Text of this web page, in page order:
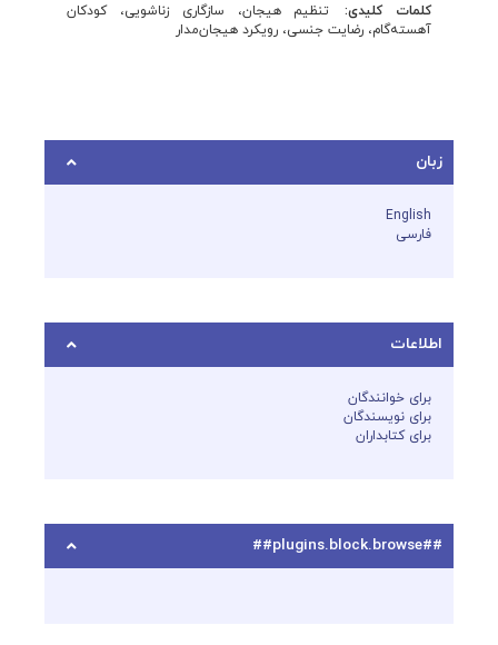
کلمات کلیدی:
تنظیم هیجان، سازگاری زناشویی، کودکان
آهسته‌گام، رضایت جنسی، رویکرد هیجان‌مدار
زبان
English
فارسی
اطلاعات
برای خوانندگان
برای نویسندگان
برای کتابداران
##plugins.block.browse##